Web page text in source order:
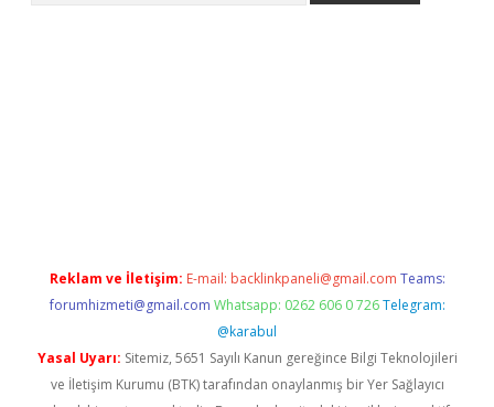
Reklam ve İletişim: E-mail: backlinkpaneli@gmail.com Teams:
forumhizmeti@gmail.com Whatsapp: 0262 606 0 726 Telegram:
@karabul
Yasal Uyarı: Sitemiz, 5651 Sayılı Kanun gereğince Bilgi Teknolojileri
ve İletişim Kurumu (BTK) tarafından onaylanmış bir Yer Sağlayıcı